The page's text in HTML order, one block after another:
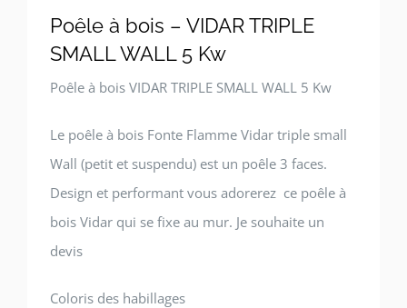
Poêle à bois – VIDAR TRIPLE
SMALL WALL 5 Kw
Poêle à bois VIDAR TRIPLE SMALL WALL 5 Kw
Le poêle à bois Fonte Flamme Vidar triple small
Wall (petit et suspendu) est un poêle 3 faces.
Design et performant vous adorerez ce poêle à
bois Vidar qui se fixe au mur. Je souhaite un
devis
Coloris des habillages